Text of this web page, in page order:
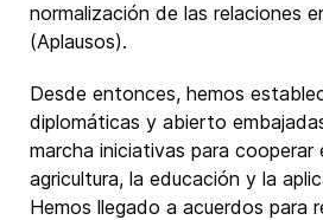
normalización de las relaciones
(Aplausos).
Desde entonces, hemos
diplomáticas y abierto
marcha iniciativas para cooperar
agricultura, la educación y la
Hemos llegado a acuerdos para